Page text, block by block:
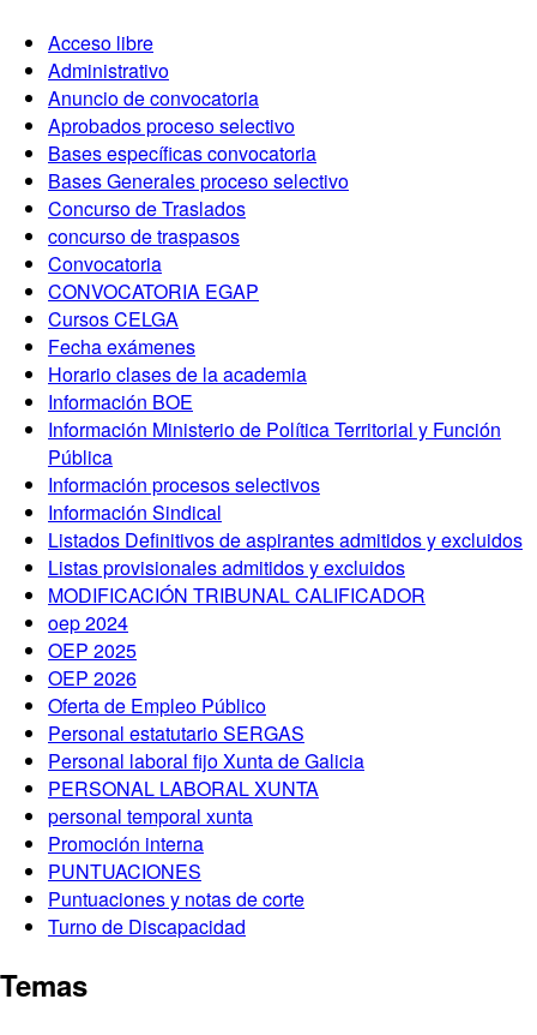
Acceso libre
Administrativo
Anuncio de convocatoria
Aprobados proceso selectivo
Bases específicas convocatoria
Bases Generales proceso selectivo
Concurso de Traslados
concurso de traspasos
Convocatoria
CONVOCATORIA EGAP
Cursos CELGA
Fecha exámenes
Horario clases de la academia
Información BOE
Información Ministerio de Política Territorial y Función
Pública
Información procesos selectivos
Información Sindical
Listados Definitivos de aspirantes admitidos y excluidos
Listas provisionales admitidos y excluidos
MODIFICACIÓN TRIBUNAL CALIFICADOR
oep 2024
OEP 2025
OEP 2026
Oferta de Empleo Público
Personal estatutario SERGAS
Personal laboral fijo Xunta de Galicia
PERSONAL LABORAL XUNTA
personal temporal xunta
Promoción interna
PUNTUACIONES
Puntuaciones y notas de corte
Turno de Discapacidad
Temas